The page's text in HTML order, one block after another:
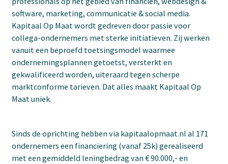
software, marketing, communicatie & social media.
Kapitaal Op Maat wordt gedreven door passie voor
collega-ondernemers met sterke initiatieven. Zij werken
vanuit een beproefd toetsingsmodel waarmee
ondernemingsplannen getoetst, versterkt en
gekwalificeerd worden, uiteraard tegen scherpe
marktconforme tarieven. Dat alles maakt Kapitaal Op
Maat uniek.
Sinds de oprichting hebben via kapitaalopmaat.nl al 171
ondernemers een financiering (vanaf 25k) gerealiseerd
met een gemiddeld leningbedrag van € 90.000,- en